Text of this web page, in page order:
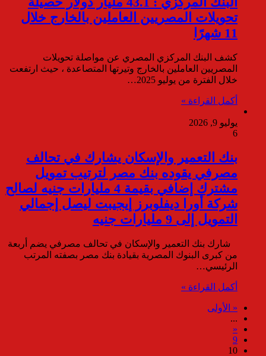
تحويلات المصريين العاملين بالخارج خلال
11 شهرًا
كشف البنك المركزي المصري عن مواصلة تحويلات
المصريين العاملين بالخارج وتيرتها المتصاعدة ، حيث ارتفعت
خلال الفترة من يوليو 2025…
أكمل القراءة »
يوليو 9, 2026
6
بنك التعمير والإسكان يشارك في تحالف
مصرفي يقوده بنك مصر لترتيب تمويل
مشترك إضافي بقيمة 4 مليارات جنيه لصالح
شركة أورا ديفلوبرز إيجيبت ليصل إجمالي
التمويل إلى 9 مليارات جنيه
شارك بنك التعمير والإسكان في تحالف مصرفي يضم أربعة
من كبرى البنوك المصرية بقيادة بنك مصر بصفته المرتب
الرئيسي…
أكمل القراءة »
« الأولى
...
«
9
10